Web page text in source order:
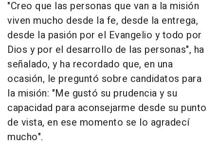
"Creo que las personas que van a la misión
viven mucho desde la fe, desde la entrega,
desde la pasión por el Evangelio y todo por
Dios y por el desarrollo de las personas", ha
señalado, y ha recordado que, en una
ocasión, le preguntó sobre candidatos para
la misión: "Me gustó su prudencia y su
capacidad para aconsejarme desde su punto
de vista, en ese momento se lo agradecí
mucho".